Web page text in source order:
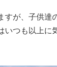
すが、子供達
いつも以上に